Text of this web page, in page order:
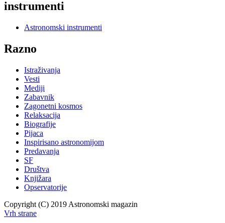
instrumenti
Astronomski instrumenti
Razno
Istraživanja
Vesti
Mediji
Zabavnik
Zagonetni kosmos
Relaksacija
Biografije
Pijaca
Inspirisano astronomijom
Predavanja
SF
Društva
Knjižara
Opservatorije
Copyright (C) 2019 Astronomski magazin
Vrh strane